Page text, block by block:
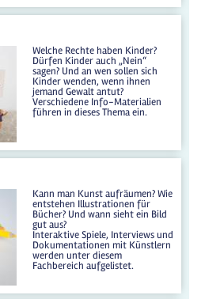
Welche Rechte haben Kinder?
Dürfen Kinder auch „Nein“
sagen? Und an wen sollen sich
Kinder wenden, wenn ihnen
jemand Gewalt antut?
Verschiedene Info-Materialien
führen in dieses Thema ein.
Kann man Kunst aufräumen? Wie
entstehen Illustrationen für
Bücher? Und wann sieht ein Bild
gut aus?
Interaktive Spiele, Interviews und
Dokumentationen mit Künstlern
werden unter diesem
Fachbereich aufgelistet.